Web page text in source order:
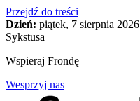
Przejdź do treści
Dzień: piątek, 7 sierpnia 2026
Sykstusa
Wspieraj Frondę
Wesprzyj nas